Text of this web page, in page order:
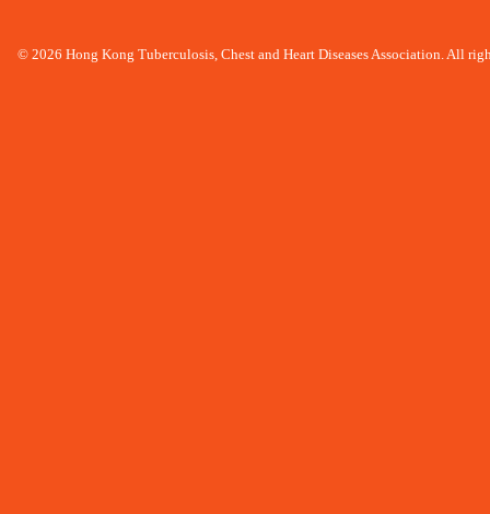
© 2026 Hong Kong Tuberculosis, Chest and Heart Diseases Association. All